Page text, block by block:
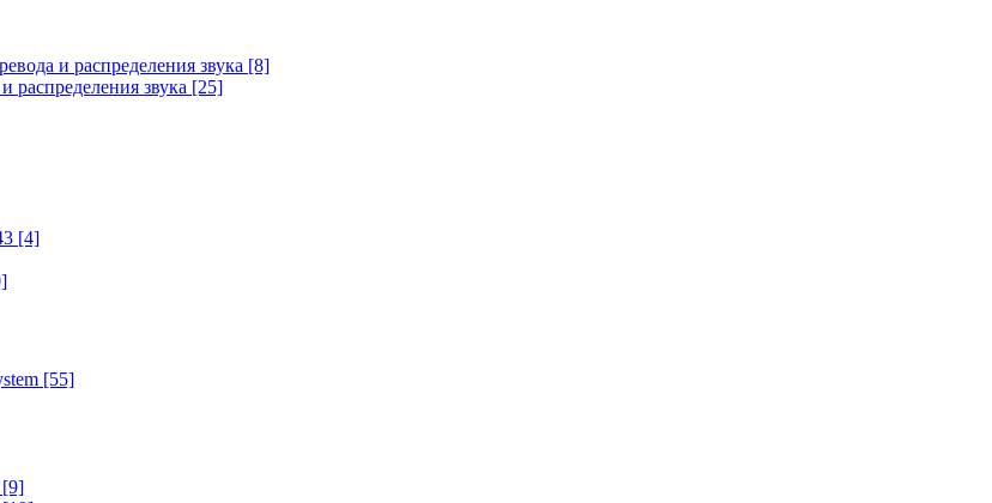
и распределения звука [8]
распределения звука [25]
[4]
[55]
[9]